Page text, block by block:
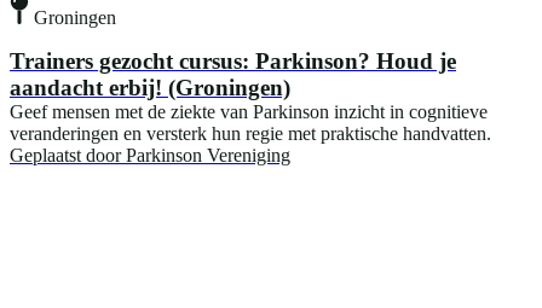
Groningen
Trainers gezocht cursus: Parkinson? Houd je
aandacht erbij! (Groningen)
Geef mensen met de ziekte van Parkinson inzicht in cognitieve
veranderingen en versterk hun regie met praktische handvatten.
Geplaatst door Parkinson Vereniging